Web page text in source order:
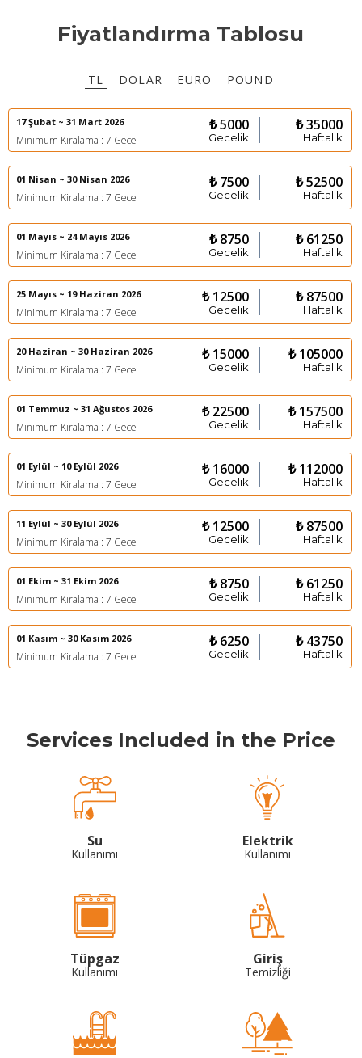
Fiyatlandırma Tablosu
TL DOLAR EURO POUND
17 Şubat ~ 31 Mart 2026
Minimum Kiralama : 7 Gece
₺ 5000
Gecelik
₺ 35000
Haftalık
01 Nisan ~ 30 Nisan 2026
Minimum Kiralama : 7 Gece
₺ 7500
Gecelik
₺ 52500
Haftalık
01 Mayıs ~ 24 Mayıs 2026
Minimum Kiralama : 7 Gece
₺ 8750
Gecelik
₺ 61250
Haftalık
25 Mayıs ~ 19 Haziran 2026
Minimum Kiralama : 7 Gece
₺ 12500
Gecelik
₺ 87500
Haftalık
20 Haziran ~ 30 Haziran 2026
Minimum Kiralama : 7 Gece
₺ 15000
Gecelik
₺ 105000
Haftalık
01 Temmuz ~ 31 Ağustos 2026
Minimum Kiralama : 7 Gece
₺ 22500
Gecelik
₺ 157500
Haftalık
01 Eylül ~ 10 Eylül 2026
Minimum Kiralama : 7 Gece
₺ 16000
Gecelik
₺ 112000
Haftalık
11 Eylül ~ 30 Eylül 2026
Minimum Kiralama : 7 Gece
₺ 12500
Gecelik
₺ 87500
Haftalık
01 Ekim ~ 31 Ekim 2026
Minimum Kiralama : 7 Gece
₺ 8750
Gecelik
₺ 61250
Haftalık
01 Kasım ~ 30 Kasım 2026
Minimum Kiralama : 7 Gece
₺ 6250
Gecelik
₺ 43750
Haftalık
Services Included in the Price
Su
Kullanımı
Elektrik
Kullanımı
Tüpgaz
Kullanımı
Giriş
Temizliği